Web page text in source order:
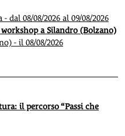
dal 08/08/2026 al 09/08/2026
a Silandro (Bolzano)
- il 08/08/2026
il percorso “Passi che